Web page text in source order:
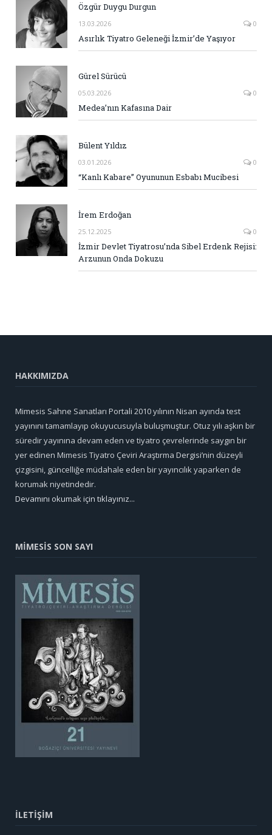
Özgür Duygu Durgun
13.03.2026 0
Asırlık Tiyatro Geleneği İzmir’de Yaşıyor
Gürel Sürücü
05.03.2026 0
Medea’nın Kafasına Dair
Bülent Yıldız
03.01.2026 0
“Kanlı Kabare” Oyununun Esbabı Mucibesi
İrem Erdoğan
25.12.2025 0
İzmir Devlet Tiyatrosu’nda Sibel Erdenk Rejisi:
Arzunun Onda Dokuzu
HAKKIMIZDA
Mimesis Sahne Sanatları Portali 2010 yılının Nisan ayında test
yayınını tamamlayıp okuyucusuyla buluşmuştur. Otuz yılı aşkın bir
süredir yayınına devam eden ve tiyatro çevrelerinde saygın bir
yer edinen Mimesis Tiyatro Çeviri Araştırma Dergisi’nin düzeyli
çizgisini, güncelliğe müdahale eden bir yayıncılık yaparken de
korumak niyetindedir.
Devamını okumak için tıklayınız...
MİMESİS SON SAYI
İLETİŞİM